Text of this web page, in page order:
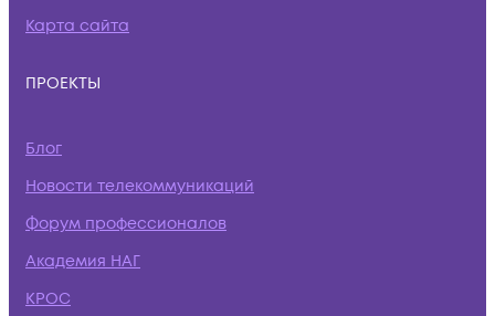
Карта сайта
ПРОЕКТЫ
Блог
Новости телекоммуникаций
Форум профессионалов
Академия НАГ
КРОС